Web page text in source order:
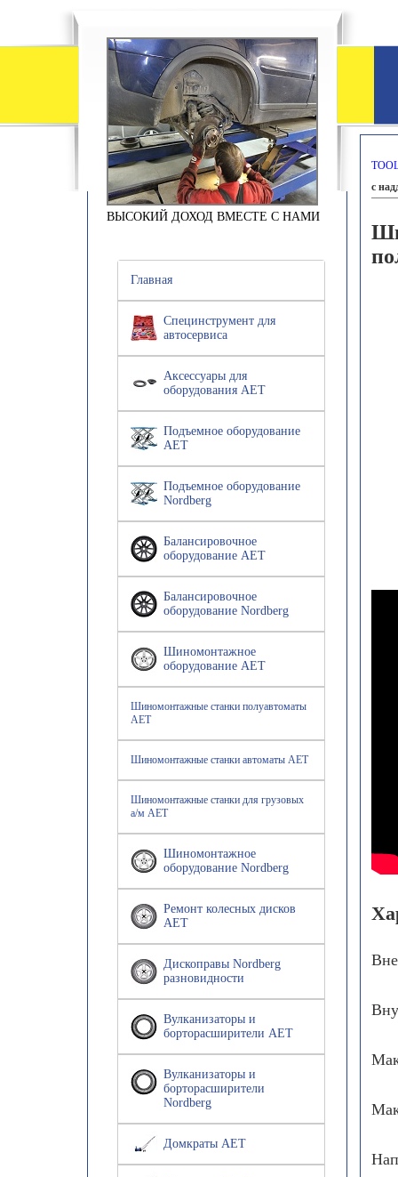
ВЫСОКИЙ ДОХОД ВМЕСТЕ С НАМИ
Главная
Специнструмент для
автосервиса
Аксессуары для
оборудования АЕТ
Подъемное оборудование
AET
Подъемное оборудование
Nordberg
Балансировочное
оборудование AET
Балансировочное
оборудование Nordberg
Шиномонтажное
оборудование AET
Шиномонтажные станки полуавтоматы
AET
Шиномонтажные станки автоматы AET
Шиномонтажные станки для грузовых
а/м AET
Шиномонтажное
оборудование Nordberg
Ремонт колесных дисков
AET
Дископравы Nordberg
разновидности
Вулканизаторы и
борторасширители AET
Вулканизаторы и
борторасширители
Nordberg
Домкраты AET
с